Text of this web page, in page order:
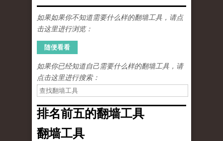
如果如果你不知道需要什么样的翻墙工具，请点
击这里进行浏览：
如果你已经知道自己需要什么样的翻墙工具，请
点击这里进行搜索：
排名前五的翻墙工具
翻墙工具